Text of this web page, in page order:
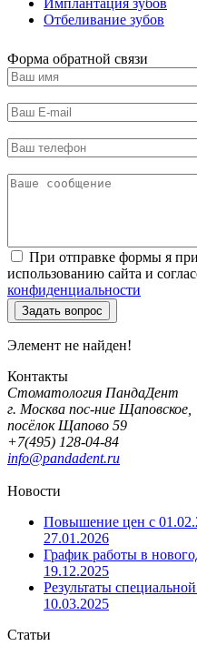
Отбеливание зубов
Форма обратной связи
При отправке формы я
использованию сайта и
конфиденциальности
Элемент не найден!
Контакты
Стоматология ПандаДент
г. Москва пос-ние Щаповское,
посёлок Щапово 59
+7(495) 128-04-84
info@pandadent.ru
Новости
Повышение цен с
27.01.2026
График работы в
19.12.2025
Результаты
10.03.2025
Статьи